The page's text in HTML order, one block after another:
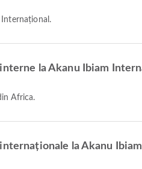
Internațional.
la Akanu Ibiam
Africa.
la Akanu